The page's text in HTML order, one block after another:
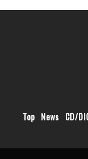
Top News CD/